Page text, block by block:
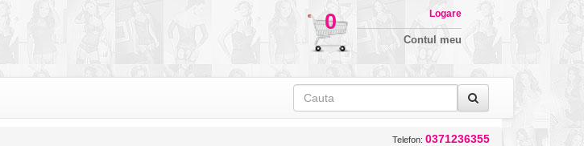
0 Logare
Contul meu
Telefon: 0371236355